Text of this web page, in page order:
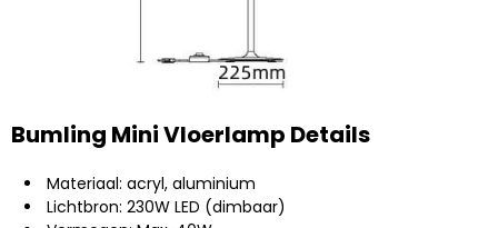
Bumling Mini Vloerlamp Details
Materiaal: acryl, aluminium
Lichtbron: 230W LED (dimbaar)